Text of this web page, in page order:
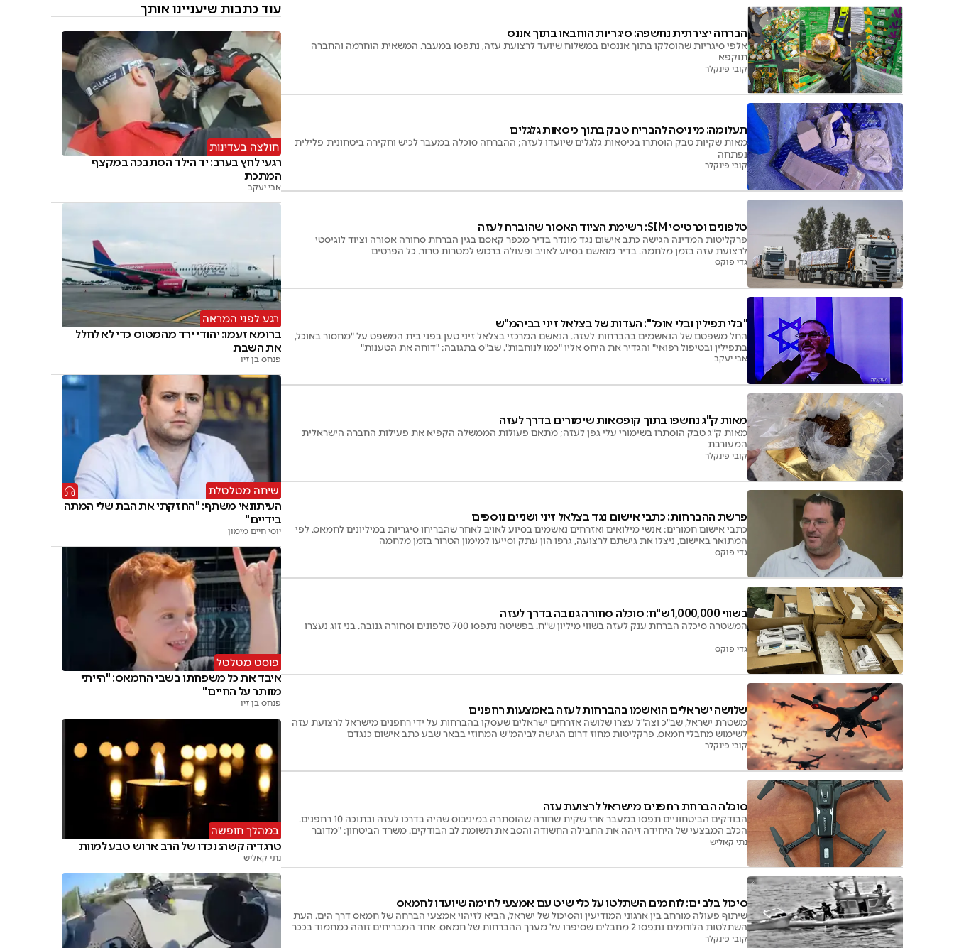
הברחה יצירתית נחשפה: סיגריות הוחבאו בתוך אננס
אלפי סיגריות שהוסלקו בתוך אננסים במשלוח שיועד לרצועת עזה, נתפסו במעבר. המשאית הוחרמה והחברה
תוקפא
קובי פינקלר
תעלומה: מי ניסה להבריח טבק בתוך כיסאות גלגלים
מאות שקיות טבק הוסתרו בכיסאות גלגלים שיועדו לעזה; ההברחה סוכלה במעבר לכיש וחקירה ביטחונית‑פלילית
נפתחה
קובי פינקלר
טלפונים וכרטיסי SIM: רשימת הציוד האסור שהוברח לעזה
פרקליטות המדינה הגישה כתב אישום נגד מונדר בדיר מכפר קאסם בגין הברחת סחורה אסורה וציוד לוגיסטי
לרצועת עזה בזמן מלחמה. בדיר מואשם בסיוע לאויב ופעולה ברכוש למטרות טרור. כל הפרטים
גדי פוקס
"בלי תפילין ובלי אוכל": העדות של בצלאל זיני בביהמ"ש
החל משפטם של הנאשמים בהברחות לעזה. הנאשם המרכזי בצלאל זיני טען בפני בית המשפט על "מחסור באוכל,
בתפילין ובטיפול רפואי" והגדיר את היחס אליו "כמו לנוחבות". שב"ס בתגובה: "דוחה את הטענות"
אבי יעקב
מאות ק"ג נחשפו בתוך קופסאות שימורים בדרך לעזה
מאות ק"ג טבק הוסתרו בשימורי עלי גפן לעזה; מתאם פעולות הממשלה הקפיא את פעילות החברה הישראלית
המעורבת
קובי פינקלר
פרשת ההברחות: כתבי אישום נגד בצלאל זיני ושניים נוספים
כתבי אישום חמורים: אנשי מילואים ואזרחים נאשמים בסיוע לאויב לאחר שהבריחו סיגריות במיליונים לחמאס. לפי
המתואר באישום, ניצלו את גישתם לרצועה, גרפו הון עתק וסייעו למימון הטרור בזמן מלחמה
גדי פוקס
בשווי 1,000,000 ש"ח: סוכלה סחורה גנובה בדרך לעזה
המשטרה סיכלה הברחת ענק לעזה בשווי מיליון ש"ח. בפשיטה נתפסו 700 טלפונים וסחורה גנובה. בני זוג נעצרו
גדי פוקס
שלושה ישראלים הואשמו בהברחות לעזה באמצעות רחפנים
משטרת ישראל, שב"כ וצה"ל עצרו שלושה אזרחים ישראלים שעסקו בהברחות על ידי רחפנים מישראל לרצועת עזה
לשימוש מחבלי חמאס. פרקליטות מחוז דרום הגישה לביהמ"ש המחוזי בבאר שבע כתב אישום כנגדם
קובי פינקלר
סוכלה הברחת רחפנים מישראל לרצועת עזה
הבודקים הביטחוניים תפסו במעבר ארז שקית שחורה שהוסתרה במיניבוס שהיה בדרכו לעזה ובתוכה 10 רחפנים.
הכלב המבצעי של היחידה זיהה את החבילה החשודה והסב את תשומת לב הבודקים. משרד הביטחון: "מדובר
ברחפנים למטרות איסוף מודיעין לגורמי טרור"
נתי קאליש
סיכול בלב ים: לוחמים השתלטו על כלי שיט עם אמצעי לחימה שיועדו לחמאס
שיתוף פעולה מורחב בין ארגוני המודיעין והסיכול של ישראל, הביא לזיהוי אמצעי הברחה של חמאס דרך הים. העת
השתלטות הלוחמים נתפסו 2 מחבלים שסיפרו על מערך ההברחות של חמאס. אחד המבריחים זוהה כמחמוד בככר
מבריח בכיר ומבוקש בישראל - מדובר בהישג משמעותי לארגוני המודיעין
קובי פינקלר
עוד כתבות שיעניינו אותך
חולצה בעדינות
רגעי לחץ בערב: יד הילד הסתבכה במקצף
המתכת
אבי יעקב
רגע לפני המראה
ברומא זעמו: יהודי ירד מהמטוס כדי לא לחלל
את השבת
פנחס בן זיו
שיחה מטלטלת
העיתונאי משתף: "החזקתי את הבת שלי המתה
בידיים"
יוסי חיים מימון
פוסט מטלטל
איבד את כל משפחתו בשבי החמאס: "הייתי
מוותר על החיים"
פנחס בן זיו
במהלך חופשה
טרגדיה קשה: נכדו של הרב ארוש טבע למוות
נתי קאליש